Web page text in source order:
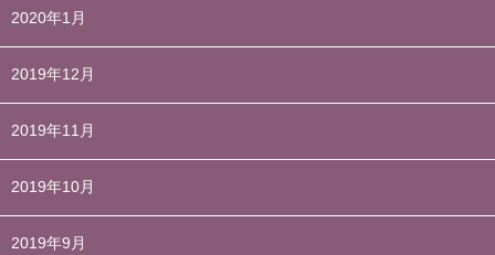
2020年1月
2019年12月
2019年11月
2019年10月
2019年9月